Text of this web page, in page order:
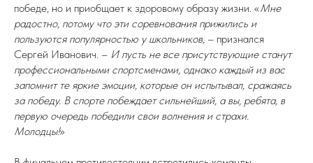
победе, но и приобщает к здоровому образу жизни. «Мне
радостно, потому что эти соревнования прижились и
пользуются популярностью у школьников, – признался
Сергей Иванович. – И пусть не все присутствующие станут
профессиональными спортсменами, однако каждый из вас
запомнит те яркие эмоции, которые он испытывал, сражаясь
за победу. В спорте побеждает сильнейший, а вы, ребята, в
первую очередь победили свои волнения и страхи.
Молодцы!»